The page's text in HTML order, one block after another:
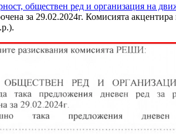
обществен ред и организация на
за 29.02.2024г. Комисията